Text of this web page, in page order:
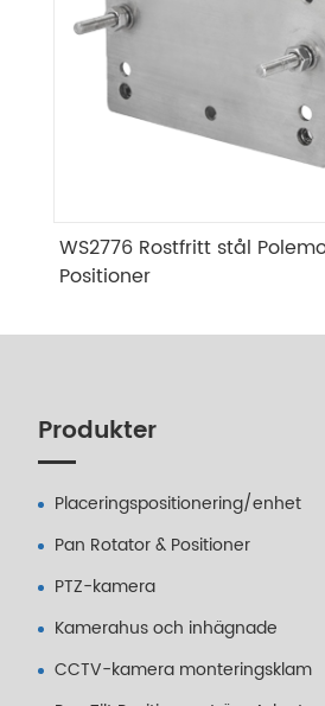
WS2776 Rostfritt stål
Positioner
Produkter
Placeringspositionering/enhet
Pan Rotator & Positioner
PTZ-kamera
Kamerahus och inhägnade
CCTV-kamera monteringsklam